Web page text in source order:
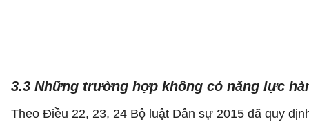
3.3 Những trường hợp không có năng lực
Theo Điều 22, 23, 24 Bộ luật Dân sự 2015 đã quy